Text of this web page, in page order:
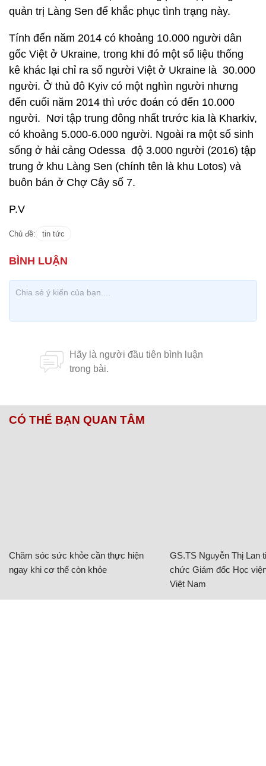
quản trị Làng Sen để khắc phục tình trạng này.
Tính đến năm 2014 có khoảng 10.000 người dân
gốc Việt ở Ukraine, trong khi đó một số liệu thống
kê khác lại chỉ ra số người Việt ở Ukraine là 30.000
người. Ở thủ đô Kyiv có một nghìn người nhưng
đến cuối năm 2014 thì ước đoán có đến 10.000
người. Nơi tập trung đông nhất trước kia là Kharkiv,
có khoảng 5.000-6.000 người. Ngoài ra một số sinh
sống ở hải cảng Odessa độ 3.000 người (2016) tập
trung ở khu Làng Sen (chính tên là khu Lotos) và
buôn bán ở Chợ Cây số 7.
P.V
Chủ đề: tin tức
CÓ THỂ BẠN QUAN TÂM
Chăm sóc sức khỏe cần thực hiện
ngay khi cơ thể còn khỏe
GS.TS Nguyễn Thị Lan
chức Giám đốc Học
Việt Nam